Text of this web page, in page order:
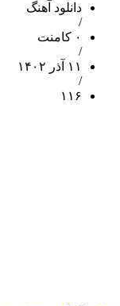
دانلود آهنگ
/
۰ کامنت
/
۱۱ آذر ۱۴۰۲
/
۱۱۶